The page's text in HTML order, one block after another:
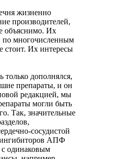
жизненно
производителей,
объяснимо. Их
по многочисленным
стоит. Их интересы
только дополнялся,
препараты, и он
редакцией, мы
могли быть
Так, значительные
сосудистой
ингибиторов АПФ
одинаковым